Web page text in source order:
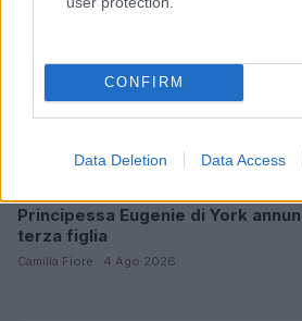
CONFIRM
Data Deletion Data Access
Principessa Eugenie di York
terza figlia
Camilla Fiore · 4 Ago 2026